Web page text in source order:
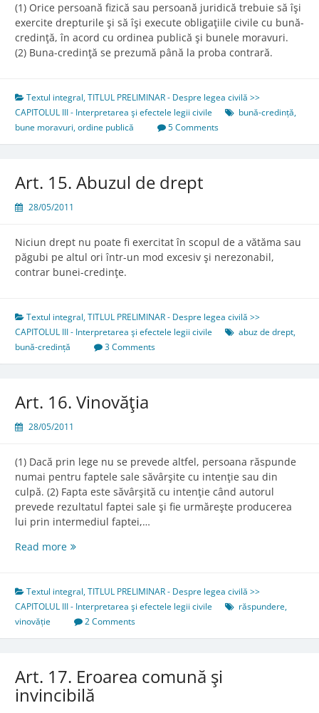
(1) Orice persoană fizică sau persoană juridică trebuie să îşi
exercite drepturile şi să îşi execute obligaţiile civile cu bună-
credinţă, în acord cu ordinea publică şi bunele moravuri.
(2) Buna-credinţă se prezumă până la proba contrară.
Textul integral,TITLUL PRELIMINAR - Despre legea civilă >>
CAPITOLUL III - Interpretarea şi efectele legii civile
bună-credință,
bune moravuri,ordine publică 5 Comments
Art. 15. Abuzul de drept
28/05/2011
Niciun drept nu poate fi exercitat în scopul de a vătăma sau
păgubi pe altul ori într-un mod excesiv şi nerezonabil,
contrar bunei-credinţe.
Textul integral,TITLUL PRELIMINAR - Despre legea civilă >>
CAPITOLUL III - Interpretarea şi efectele legii civile
abuz de drept,
bună-credință
3 Comments
Art. 16. Vinovăţia
28/05/2011
(1) Dacă prin lege nu se prevede altfel, persoana răspunde
numai pentru faptele sale săvârşite cu intenţie sau din
culpă. (2) Fapta este săvârşită cu intenţie când autorul
prevede rezultatul faptei sale şi fie urmăreşte producerea
lui prin intermediul faptei,…
Read moreArt.
Textul integral,TITLUL PRELIMINAR - Despre legea civilă >>
CAPITOLUL III - Interpretarea şi efectele legii civile
răspundere,
vinovăție
2 Comments
Art. 17. Eroarea comună şi
invincibilă